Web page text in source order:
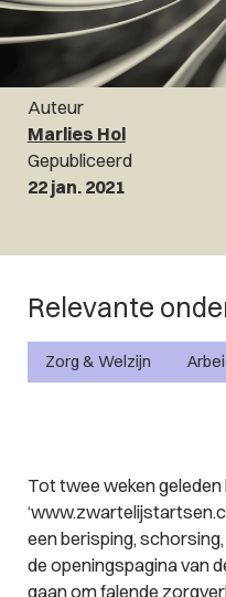
Auteur
Marlies Hol
Gepubliceerd
22 jan. 2021
Relevante
Zorg & Welzijn
Tot twee weken geleden
een berisping,
de openingspagina van
gaan om falende